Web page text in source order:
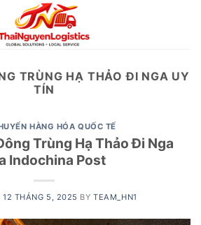
TRÙNG HẠ THẢO ĐI NGA UY
TÍN
HÀNG HÓA QUỐC TẾ
Trùng Hạ Thảo Đi Nga
Indochina Post
12 THÁNG 5, 2025 BYTEAM_HN1